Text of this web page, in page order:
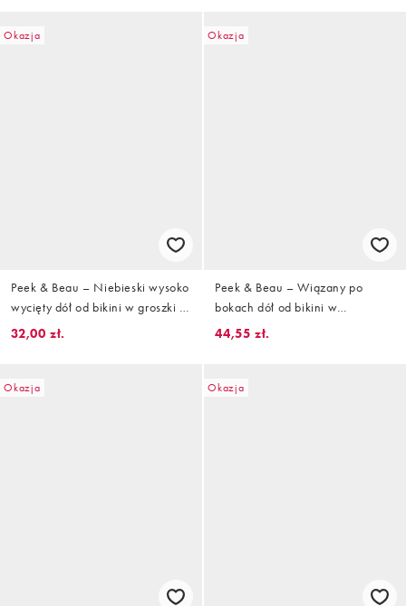
Okazja
Peek & Beau – Niebieski wysoko
wycięty dół od bikini w groszki z
kontrastowym różowym
32,00 zł.
Okazja
Peek & Beau – Wiązany po
bokach dół od bikini w
niebieskie paski z kontrastowym
44,55 zł.
Okazja Okazja